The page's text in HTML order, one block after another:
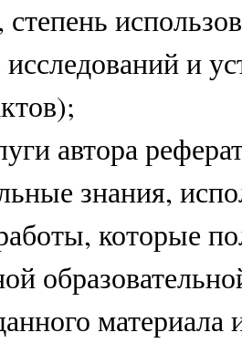
исследований и
автора
знания,
которые
материала